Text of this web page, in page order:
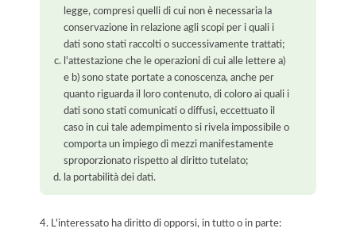
legge, compresi quelli di cui non è necessaria la
conservazione in relazione agli scopi per i quali i
dati sono stati raccolti o successivamente trattati;
l'attestazione che le operazioni di cui alle lettere a)
e b) sono state portate a conoscenza, anche per
quanto riguarda il loro contenuto, di coloro ai quali i
dati sono stati comunicati o diffusi, eccettuato il
caso in cui tale adempimento si rivela impossibile o
comporta un impiego di mezzi manifestamente
sproporzionato rispetto al diritto tutelato;
la portabilità dei dati.
4. L'interessato ha diritto di opporsi, in tutto o in parte: